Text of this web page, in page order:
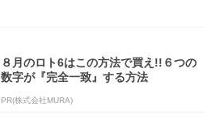
８月のロト6はこの方法で買え!!６つの
数字が『完全一致』する方法
PR(株式会社MURA)